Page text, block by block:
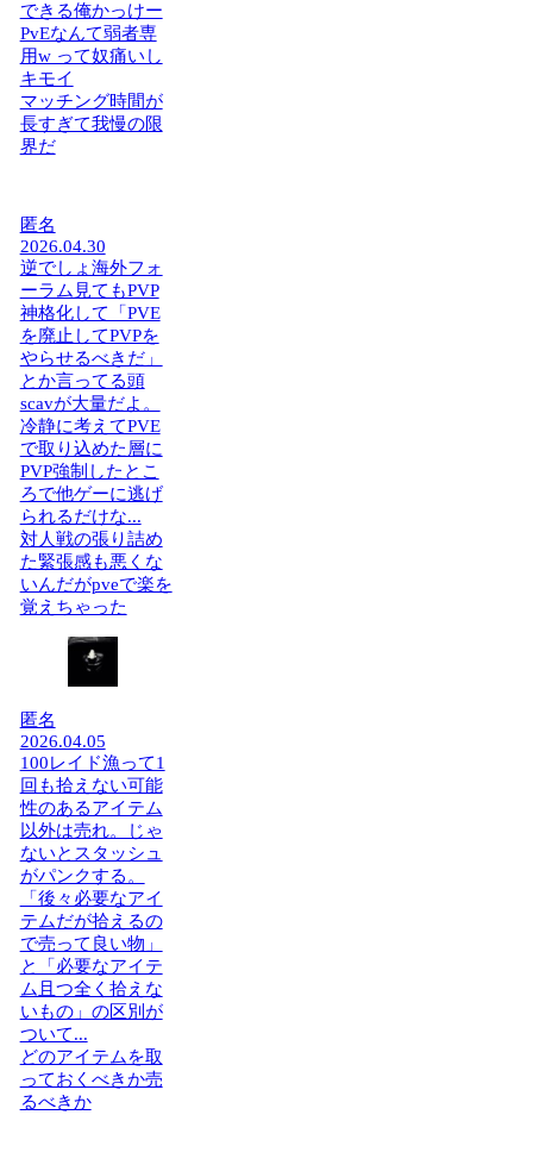
できる俺かっけー
PvEなんて弱者専
用w って奴痛いし
キモイ
マッチング時間が
長すぎて我慢の限
界だ
匿名
2026.04.30
逆でしょ海外フォ
ーラム見てもPVP
神格化して「PVE
を廃止してPVPを
やらせるべきだ」
とか言ってる頭
scavが大量だよ。
冷静に考えてPVE
で取り込めた層に
PVP強制したとこ
ろで他ゲーに逃げ
られるだけな...
対人戦の張り詰め
た緊張感も悪くな
いんだがpveで楽を
覚えちゃった
匿名
2026.04.05
100レイド漁って1
回も拾えない可能
性のあるアイテム
以外は売れ。じゃ
ないとスタッシュ
がパンクする。
「後々必要なアイ
テムだが拾えるの
で売って良い物」
と「必要なアイテ
ム且つ全く拾えな
いもの」の区別が
ついて...
どのアイテムを取
っておくべきか売
るべきか